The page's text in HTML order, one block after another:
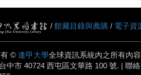
/ 館藏目錄與薦購 / 電子資
© 逢甲大學全球資訊系統內之所有內
中市 40724 西屯區文華路 100 號. | 聯